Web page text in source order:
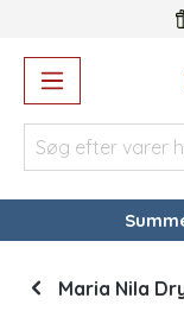
Maria Nila